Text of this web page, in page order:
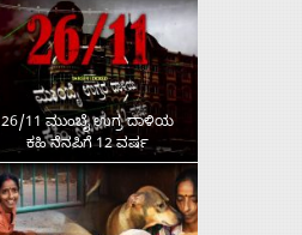
26/11 ಮುಂಬೈ ಉಗ್ರ ದಾಳಿಯ
ಕಹಿ ನೆನಪಿಗೆ 12 ವರ್ಷ